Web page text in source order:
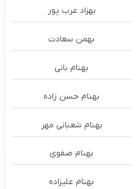
بهزاد عرب پور
بهمن سعادت
بهنام بانی
بهنام حسن زاده
بهنام شعبانی مهر
بهنام صفوی
بهنام علیزاده